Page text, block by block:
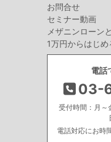
お問合せ
セミナー動画
メザニンローン
1万円からはじ
電話
03-
受付時間：月
電話対応にお時